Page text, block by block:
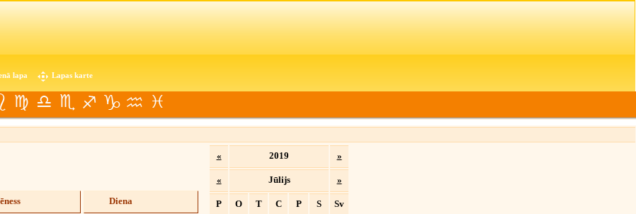
lapa Lapas karte
Diena
« 2019 »
« Jūlijs »
P O T C P S Sv